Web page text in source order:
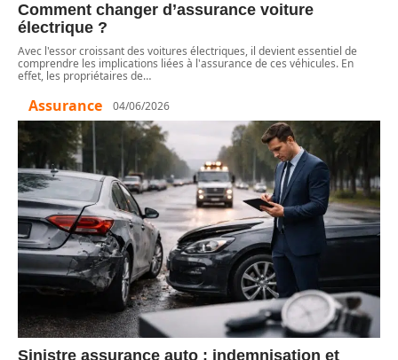
Comment changer d’assurance voiture
électrique ?
Avec l'essor croissant des voitures électriques, il devient essentiel de
comprendre les implications liées à l'assurance de ces véhicules. En
effet, les propriétaires de…
Assurance 04/06/2026
Sinistre assurance auto : indemnisation et